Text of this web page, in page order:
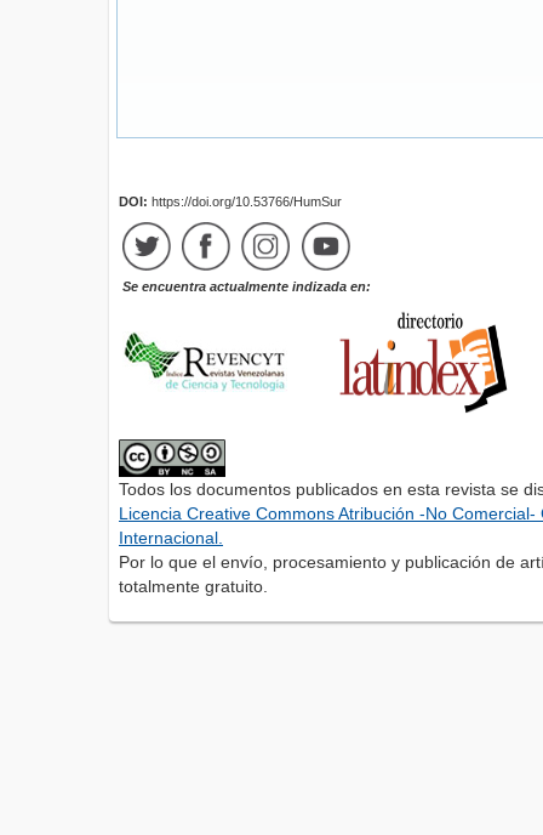
DOI: https://doi.org/10.53766/HumSur
Se encuentra actualmente indizada en:
Todos los documentos publicados en esta revista se
Licencia Creative Commons Atribución -No
Internacional.
Por lo que el envío, procesamiento y publicación de
totalmente gratuito.